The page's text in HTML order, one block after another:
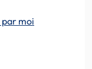
par moi